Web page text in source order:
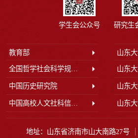
学生会公众号 研究生
教育部 山东
全国哲学社会科学规划办公室 山东
中国历史研究院
中国高校人文社科信息网
地址：山东省济南市山大南路27号